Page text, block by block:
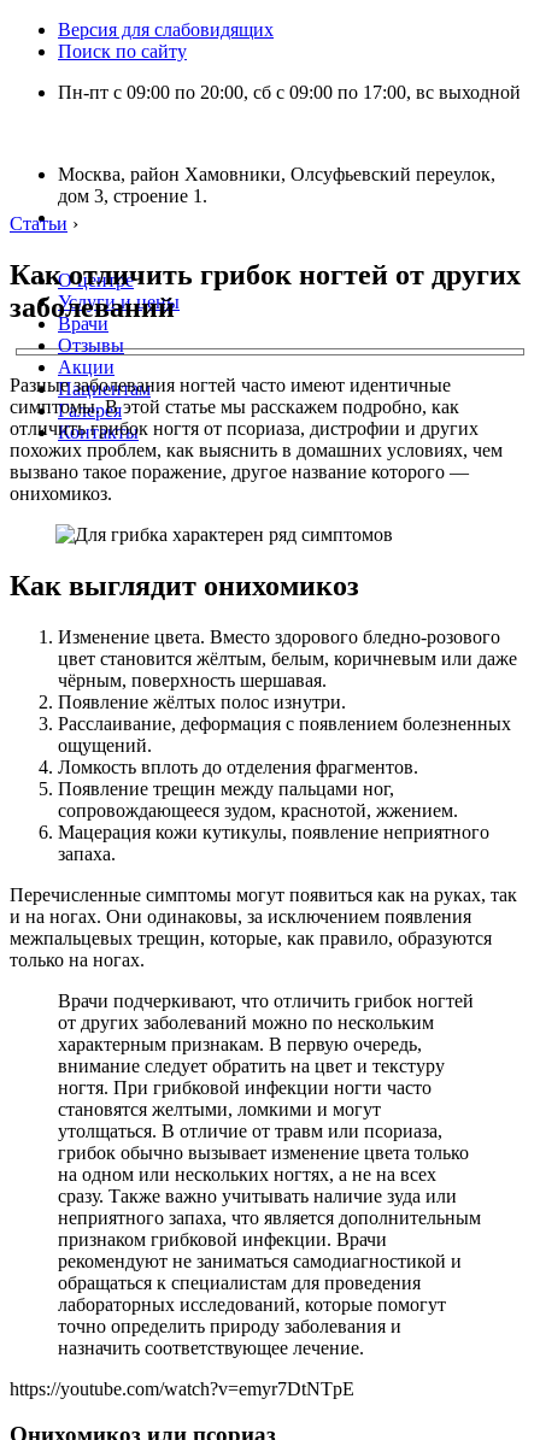
Версия для слабовидящих
Поиск по сайту
Пн-пт с 09:00 по 20:00, сб с 09:00 по 17:00, вс выходной
Москва, район Хамовники, Олсуфьевский переулок,
дом 3, строение 1.
О центре
Услуги и цены
Врачи
Отзывы
Акции
Пациентам
Галерея
Контакты
Статьи ›
Как отличить грибок ногтей от других
заболеваний
Разные заболевания ногтей часто имеют идентичные
симптомы. В этой статье мы расскажем подробно, как
отличить грибок ногтя от псориаза, дистрофии и других
похожих проблем, как выяснить в домашних условиях, чем
вызвано такое поражение, другое название которого —
онихомикоз.
Как выглядит онихомикоз
Изменение цвета. Вместо здорового бледно-розового
цвет становится жёлтым, белым, коричневым или даже
чёрным, поверхность шершавая.
Появление жёлтых полос изнутри.
Расслаивание, деформация с появлением болезненных
ощущений.
Ломкость вплоть до отделения фрагментов.
Появление трещин между пальцами ног,
сопровождающееся зудом, краснотой, жжением.
Мацерация кожи кутикулы, появление неприятного
запаха.
Перечисленные симптомы могут появиться как на руках, так
и на ногах. Они одинаковы, за исключением появления
межпальцевых трещин, которые, как правило, образуются
только на ногах.
Врачи подчеркивают, что отличить грибок ногтей
от других заболеваний можно по нескольким
характерным признакам. В первую очередь,
внимание следует обратить на цвет и текстуру
ногтя. При грибковой инфекции ногти часто
становятся желтыми, ломкими и могут
утолщаться. В отличие от травм или псориаза,
грибок обычно вызывает изменение цвета только
на одном или нескольких ногтях, а не на всех
сразу. Также важно учитывать наличие зуда или
неприятного запаха, что является дополнительным
признаком грибковой инфекции. Врачи
рекомендуют не заниматься самодиагностикой и
обращаться к специалистам для проведения
лабораторных исследований, которые помогут
точно определить природу заболевания и
назначить соответствующее лечение.
https://youtube.com/watch?v=emyr7DtNTpE